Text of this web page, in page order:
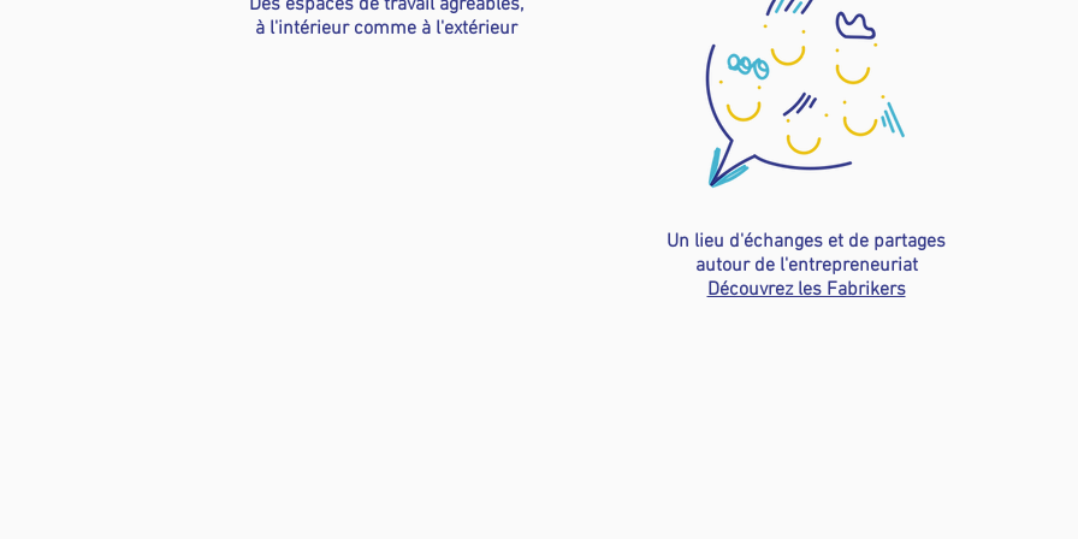
Des espaces de travail agréables,
à l'intérieur comme à l'extérieur
Un lieu d'échanges et de partages
autour de l'entrepreneuriat
Découvrez les Fabrikers